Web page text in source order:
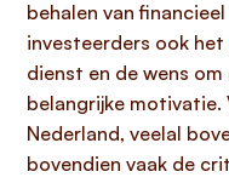
behalen van
investeerders ook
dienst en de wens
belangrijke
Nederland, veelal
bovendien vaak de